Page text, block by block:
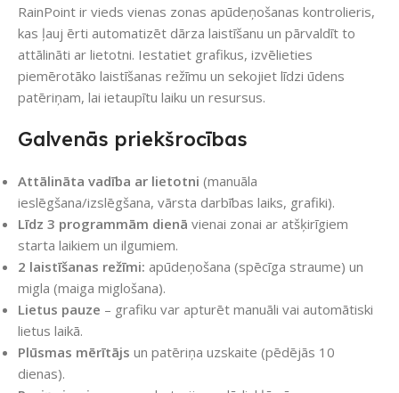
RainPoint ir vieds vienas zonas apūdeņošanas kontrolieris,
kas ļauj ērti automatizēt dārza laistīšanu un pārvaldīt to
attālināti ar lietotni. Iestatiet grafikus, izvēlieties
piemērotāko laistīšanas režīmu un sekojiet līdzi ūdens
patēriņam, lai ietaupītu laiku un resursus.
Galvenās priekšrocības
Attālināta vadība ar lietotni (manuāla
ieslēgšana/izslēgšana, vārsta darbības laiks, grafiki).
Līdz 3 programmām dienā vienai zonai ar atšķirīgiem
starta laikiem un ilgumiem.
2 laistīšanas režīmi: apūdeņošana (spēcīga straume) un
migla (maiga miglošana).
Lietus pauze – grafiku var apturēt manuāli vai automātiski
lietus laikā.
Plūsmas mērītājs un patēriņa uzskaite (pēdējās 10
dienas).